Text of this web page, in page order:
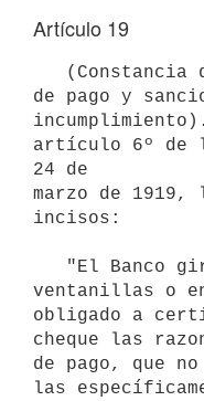
Artículo 19
de pago y
artículo 6º de
24 de
marzo de
incisos:
ventanillas o
obligado a
cheque las
de pago, que
las